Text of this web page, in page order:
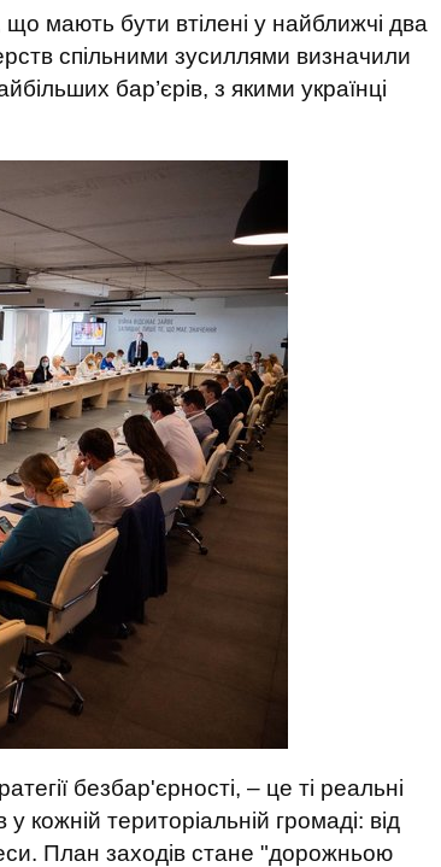
мають бути втілені у найближчі два
спільними зусиллями визначили
бар’єрів, з якими українці
безбар'єрності, – це ті реальні
кожній територіальній громаді: від
План заходів стане "дорожньою